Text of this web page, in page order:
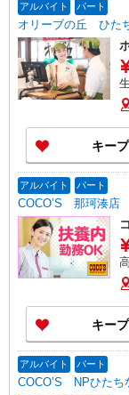
アルバイト パート
オリーブの丘 ひた
生時
100円 ■
キープ
アルバイト パート
COCO’S 那珂湊店
高
キープ
アルバイト パート
COCO’S NPひたち